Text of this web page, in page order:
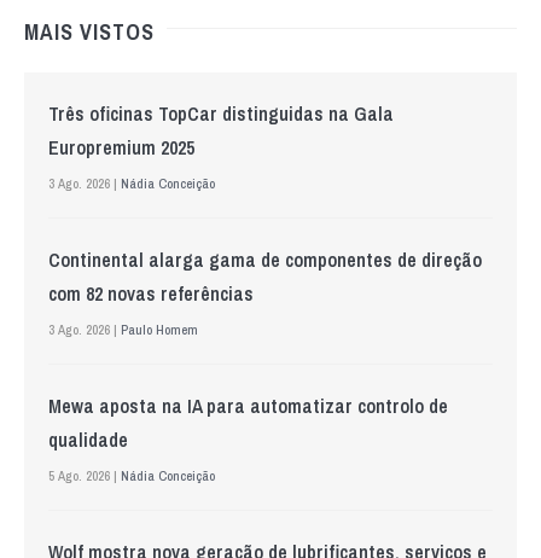
MAIS VISTOS
Três oficinas TopCar distinguidas na Gala
Europremium 2025
3 Ago. 2026 | Nádia Conceição
Continental alarga gama de componentes de direção
com 82 novas referências
3 Ago. 2026 | Paulo Homem
Mewa aposta na IA para automatizar controlo de
qualidade
5 Ago. 2026 | Nádia Conceição
Wolf mostra nova geração de lubrificantes, serviços e